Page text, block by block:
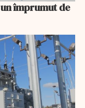
împrumut de